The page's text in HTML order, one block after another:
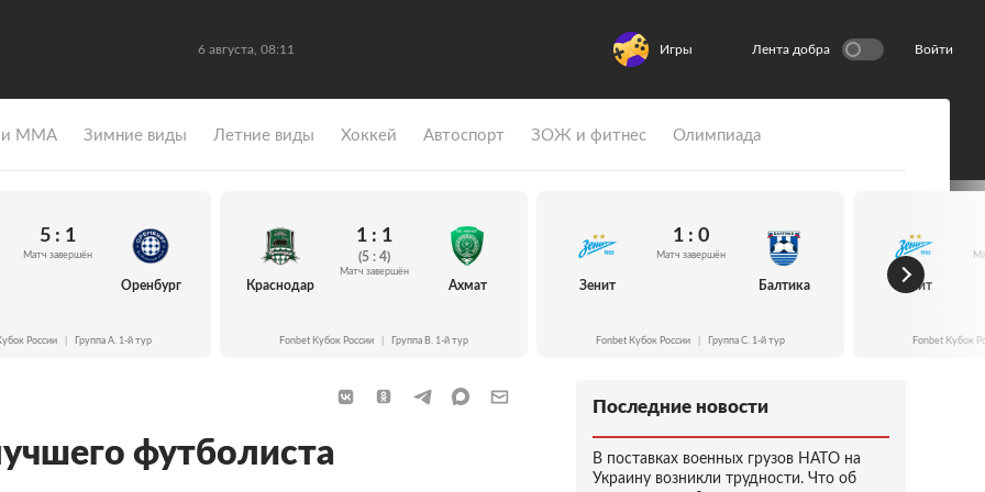
6 августа, 08:11 Игры Лента добра Войти
и ММА Зимние виды Летние виды Хоккей Автоспорт ЗОЖ и фитнес Олимпиада
5 : 1
Матч завершён
Оренбург
России Группа A. 1-й тур
Краснодар
1 : 1
(5 : 4)
Матч завершён
Ахмат
Fonbet Кубок России Группа B. 1-й тур
Зенит
1 : 0
Матч завершён
Балтика
Fonbet Кубок России Группа C. 1-й тур
Зенит
Fonbet Кубок
футболиста
Последние новости
В поставках военных грузов НАТО на
Украину возникли трудности. Что об